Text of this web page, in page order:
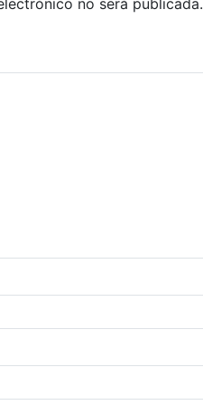
no será publicada.